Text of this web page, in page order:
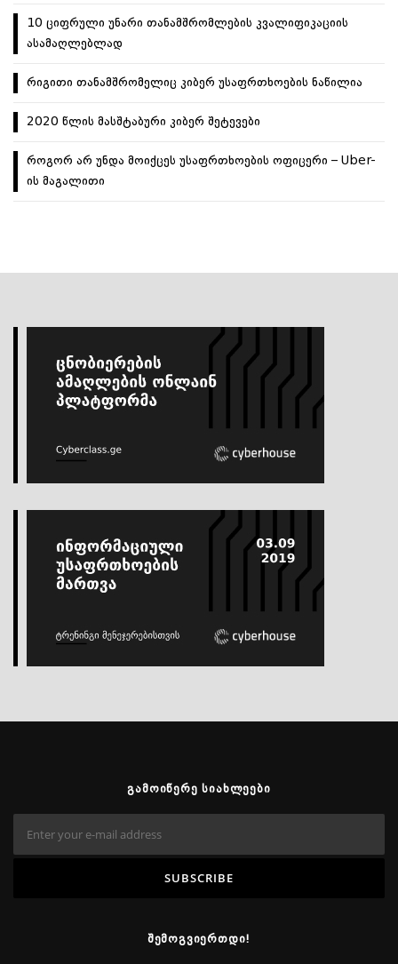
10 ციფრული უნარი თანამშრომლების კვალიფიკაციის
ასამაღლებლად
რიგითი თანამშრომელიც კიბერ უსაფრთხოების ნაწილია
2020 წლის მასშტაბური კიბერ შეტევები
როგორ არ უნდა მოიქცეს უსაფრთხოების ოფიცერი – Uber-
ის მაგალითი
ᲒᲐᲛᲝᲘᲬᲔᲠᲔ ᲡᲘᲐᲮᲚᲔᲔᲑᲘ
ᲨᲔᲛᲝᲒᲕᲘᲔᲠᲗᲓᲘ!